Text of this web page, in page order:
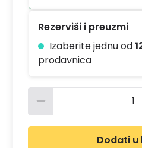
Rezerviši i preuzmi
Izaberite jednu od
prodavnica
Količina
Dodati u